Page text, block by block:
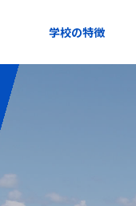
学校の特徴